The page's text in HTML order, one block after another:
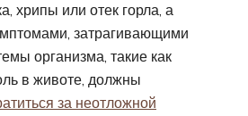
хрипы или отек горла, а
затрагивающими
организма, такие как
в животе, должны
за неотложной